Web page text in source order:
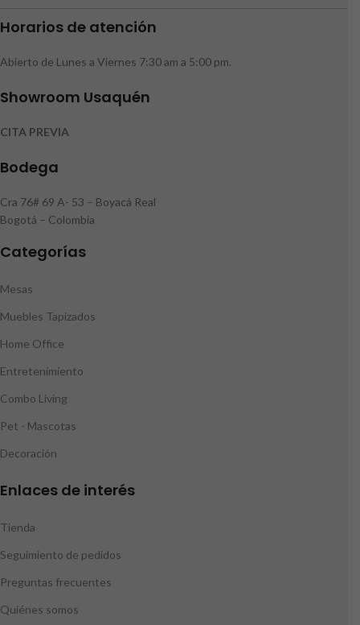
Horarios de atención
Abierto de Lunes a Viernes 7:30 am a 5:00 pm.
Showroom Usaquén
CITA PREVIA
Bodega
Cra 76# 69 A- 53 – Boyacá Real
Bogotá – Colombia
Categorías
Mesas
Muebles Tapizados
Home Office
Entretenimiento
Combo Living
Pet - Mascotas
Decoración
Enlaces de interés
Tienda
Seguimiento de pedidos
Preguntas frecuentes
Quiénes somos